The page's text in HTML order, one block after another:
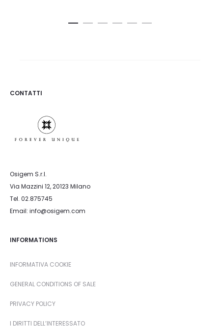
CONTATTI
Osigem S.r.l.
Via Mazzini 12, 20123 Milano
Tel. 02.875745
Email: info@osigem.com
INFORMATIONS
INFORMATIVA COOKIE
GENERAL CONDITIONS OF SALE
PRIVACY POLICY
I DIRITTI DELL’INTERESSATO